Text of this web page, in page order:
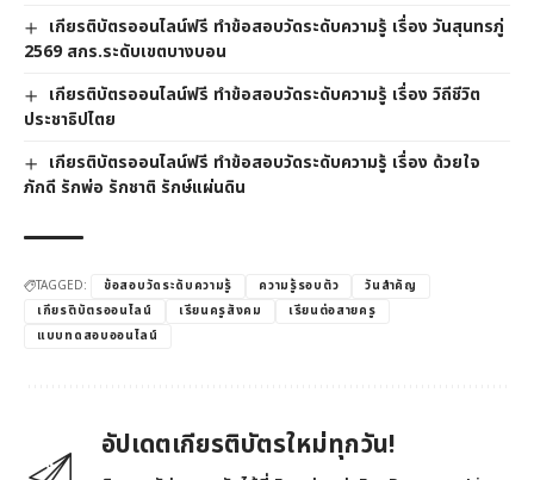
เกียรติบัตรออนไลน์ฟรี ทำข้อสอบวัดระดับความรู้ เรื่อง วันสุนทรภู่
2569 สกร.ระดับเขตบางบอน
เกียรติบัตรออนไลน์ฟรี ทำข้อสอบวัดระดับความรู้ เรื่อง วิถีชีวิต
ประชาธิปไตย
เกียรติบัตรออนไลน์ฟรี ทำข้อสอบวัดระดับความรู้ เรื่อง ด้วยใจ
ภักดี รักพ่อ รักชาติ รักษ์แผ่นดิน
TAGGED: ข้อสอบวัดระดับความรู้ ความรู้รอบตัว
วันสำคัญ
เกียรติบัตรออนไลน์
เรียนครูสังคม
เรียนต่อสายครู
แบบทดสอบออนไลน์
อัปเดตเกียรติบัตรใหม่ทุกวัน!